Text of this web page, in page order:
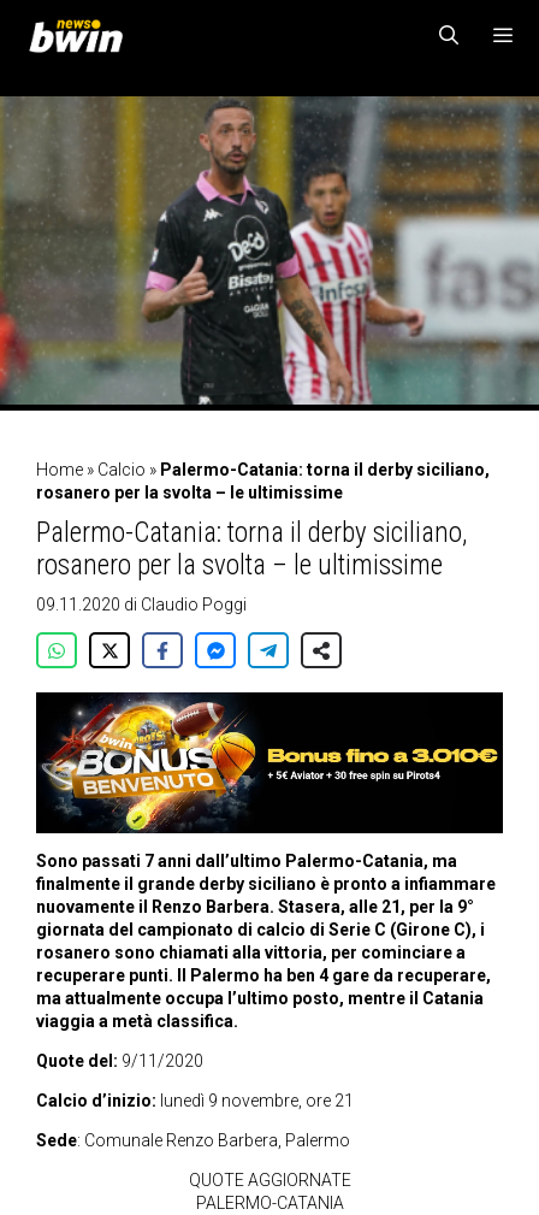
contenuto
MENU
Home » Calcio » Palermo-Catania: torna il derby siciliano,
rosanero per la svolta – le ultimissime
Palermo-Catania: torna il derby siciliano,
rosanero per la svolta – le ultimissime
09.11.2020 di Claudio Poggi
Sono passati 7 anni dall’ultimo Palermo-Catania, ma
finalmente il grande derby siciliano è pronto a infiammare
nuovamente il Renzo Barbera. Stasera, alle 21, per la 9°
giornata del campionato di calcio di Serie C (Girone C), i
rosanero sono chiamati alla vittoria, per cominciare a
recuperare punti. Il Palermo ha ben 4 gare da recuperare,
ma attualmente occupa l’ultimo posto, mentre il Catania
viaggia a metà classifica.
Quote del: 9/11/2020
Calcio d’inizio: lunedì 9 novembre, ore 21
Sede: Comunale Renzo Barbera, Palermo
QUOTE AGGIORNATE
PALERMO-CATANIA